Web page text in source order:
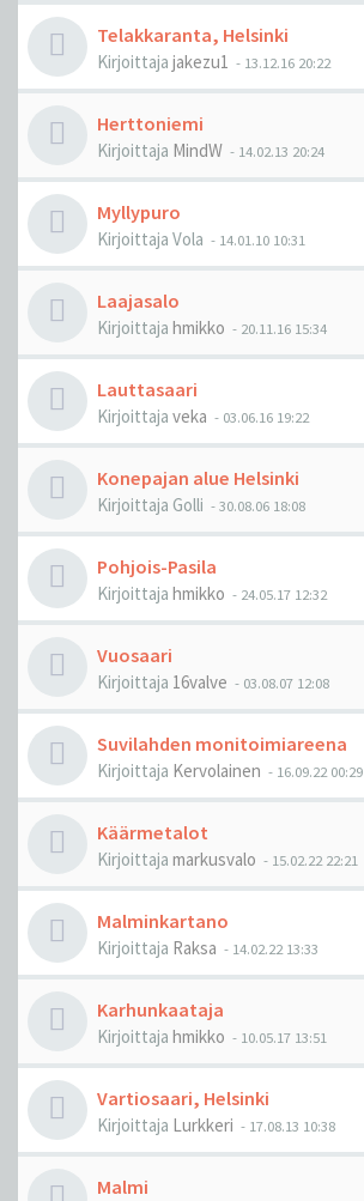
Telakkaranta, Helsinki
Kirjoittaja jakezu1 - 13.12.16 20:22
Herttoniemi
Kirjoittaja MindW - 14.02.13 20:24
Myllypuro
Kirjoittaja Vola - 14.01.10 10:31
Laajasalo
Kirjoittaja hmikko - 20.11.16 15:34
Lauttasaari
Kirjoittaja veka - 03.06.16 19:22
Konepajan alue Helsinki
Kirjoittaja Golli -30.08.06 18:08
Pohjois-Pasila
Kirjoittaja hmikko - 24.05.17 12:32
Vuosaari
Kirjoittaja 16valve - 03.08.07 12:08
Suvilahden monitoimiareena
Kirjoittaja Kervolainen - 16.09.22 00:29
Käärmetalot
Kirjoittaja markusvalo - 15.02.22 22:21
Malminkartano
Kirjoittaja Raksa - 14.02.22 13:33
Karhunkaataja
Kirjoittaja hmikko - 10.05.17 13:51
Vartiosaari, Helsinki
Kirjoittaja Lurkkeri - 17.08.13 10:38
Malmi